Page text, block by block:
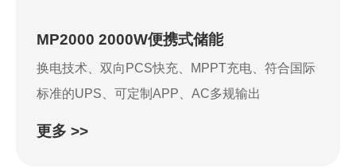
MP2000 2000W便携式储能
换电技术、双向PCS快充、MPPT充电、符合国际
标准的UPS、可定制APP、AC多规输出
更多 >>